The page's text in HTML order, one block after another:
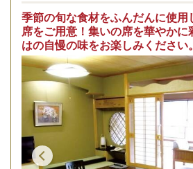
季節の旬な食材をふんだんに使用
席をご用意！集いの席を華やか
はの自慢の味をお楽しみください。